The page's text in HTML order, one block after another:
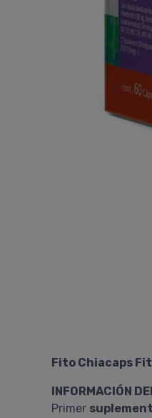
Fito Chiacaps
INFORMACIÓN
Primer